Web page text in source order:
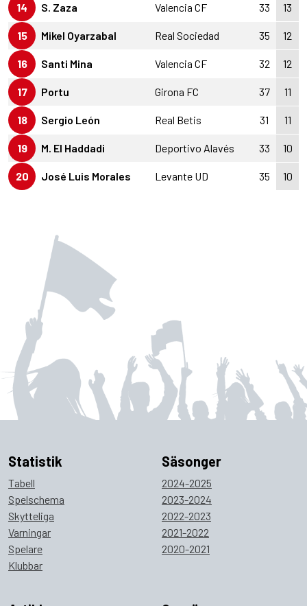
14 S. Zaza Valencia CF 33 13
15 Mikel Oyarzabal Real Sociedad 35 12
16 Santi Mina Valencia CF 32 12
17 Portu Girona FC 37 11
18 Sergio León Real Betis 31 11
19 M. El Haddadi Deportivo Alavés 33 10
20 José Luis Morales Levante UD 35 10
Statistik
Tabell
Spelschema
Skytteliga
Varningar
Spelare
Klubbar
Säsonger
2024-2025
2023-2024
2022-2023
2021-2022
2020-2021